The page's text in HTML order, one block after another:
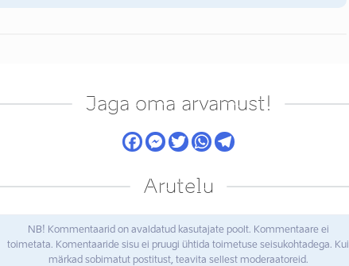
Jaga oma arvamust!
Arutelu
NB! Kommentaarid on avaldatud kasutajate poolt. Kommentaare ei
toimetata. Komentaaride sisu ei pruugi ühtida toimetuse seisukohtadega. Kui
märkad sobimatut postitust, teavita sellest moderaatoreid.